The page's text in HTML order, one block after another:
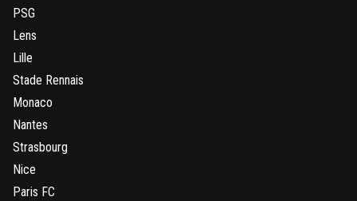
PSG
Lens
Lille
Stade Rennais
Monaco
Nantes
Strasbourg
Nice
Paris FC